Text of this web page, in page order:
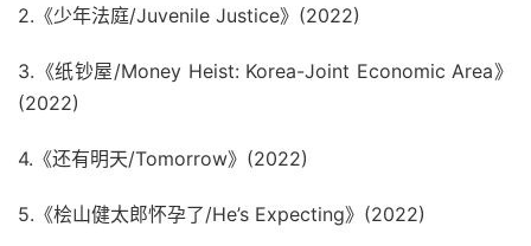
2.《少年法庭/Juvenile Justice》(2022)
3.《纸钞屋/Money Heist: Korea-Joint Economic Area》
(2022)
4.《还有明天/Tomorrow》(2022)
5.《桧山健太郎怀孕了/He’s Expecting》(2022)